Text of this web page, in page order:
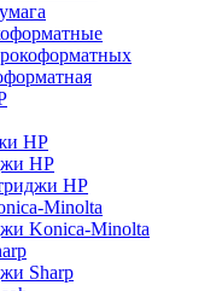
HP
HP
HP
Minolta
Konica-Minolta
Sharp